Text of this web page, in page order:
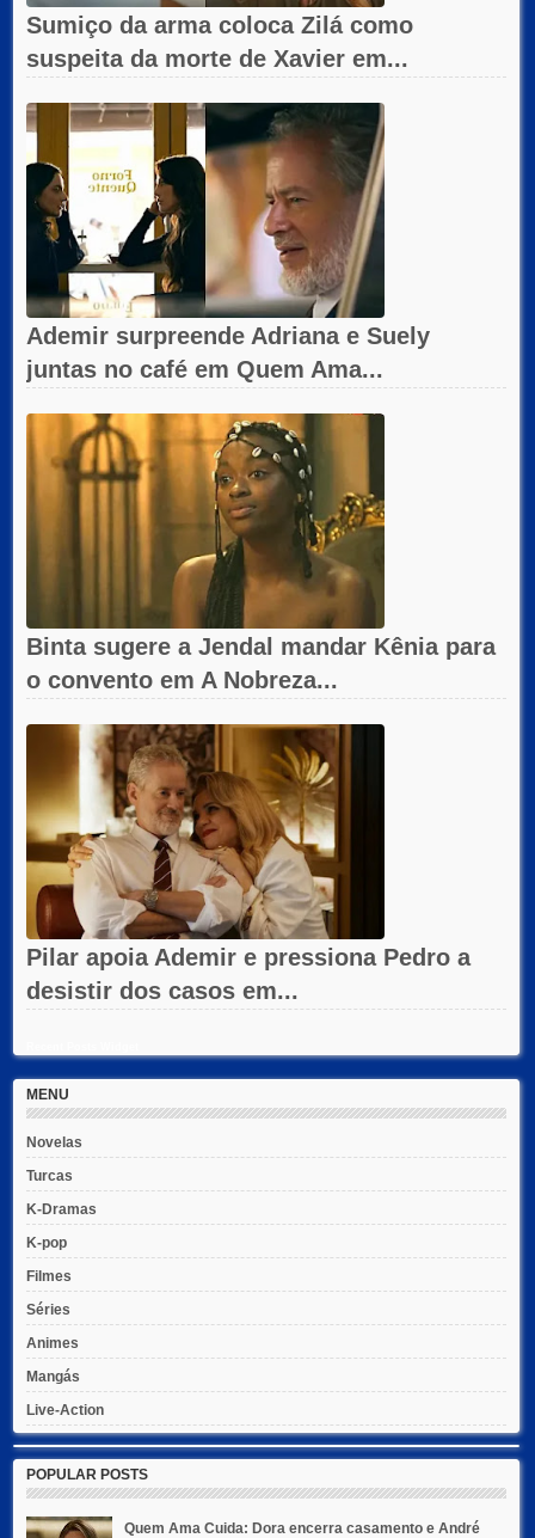
Sumiço da arma coloca Zilá como
suspeita da morte de Xavier em...
Ademir surpreende Adriana e Suely
juntas no café em Quem Ama...
Binta sugere a Jendal mandar Kênia para
o convento em A Nobreza...
Pilar apoia Ademir e pressiona Pedro a
desistir dos casos em...
MENU
Novelas
Turcas
K-Dramas
K-pop
Filmes
Séries
Animes
Mangás
Live-Action
POPULAR POSTS
Quem Ama Cuida: Dora encerra casamento e André